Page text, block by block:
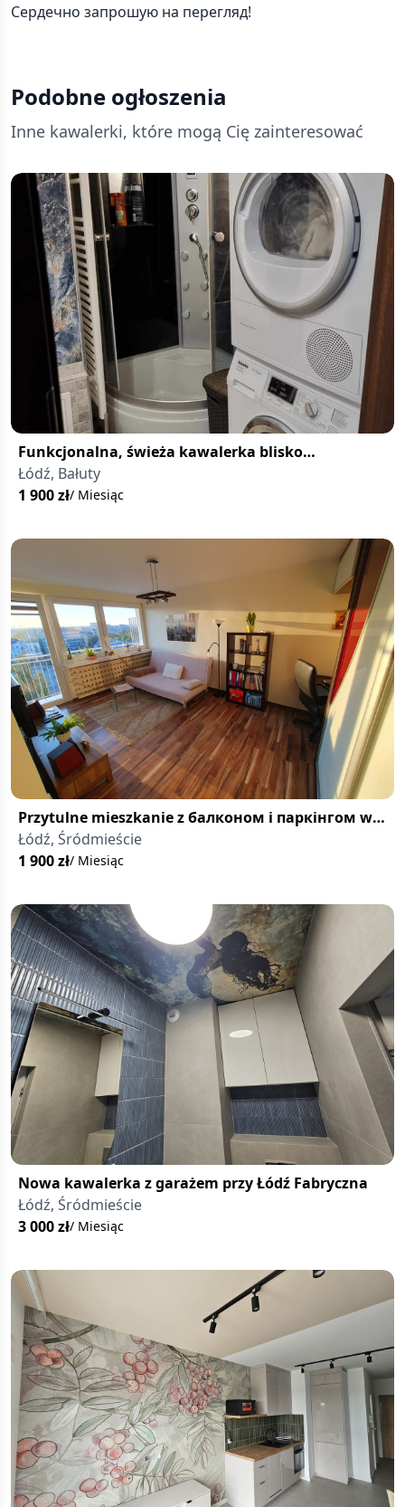
Сердечно запрошую на перегляд!
Podobne ogłoszenia
Inne kawalerki, które mogą Cię zainteresować
Funkcjonalna, świeża kawalerka blisko
Manufaktury – Bałuty
Łódź, Bałuty
1 900zł/ Miesiąc
Przytulne mieszkanie z балконом i паркінгом w
centrum Łodzi
Łódź, Śródmieście
1 900zł/ Miesiąc
Nowa kawalerka z garażem przy Łódź Fabryczna
Łódź, Śródmieście
3 000zł/ Miesiąc